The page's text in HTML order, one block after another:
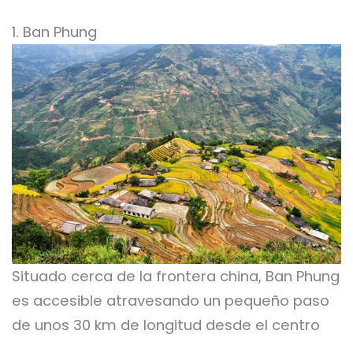
1. Ban Phung
Situado cerca de la frontera china, Ban Phung
es accesible atravesando un pequeño paso
de unos 30 km de longitud desde el centro